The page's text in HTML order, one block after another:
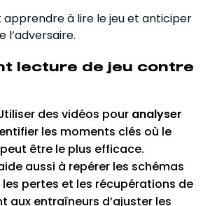
apprendre à lire le jeu et anticiper
l’adversaire.
lecture de jeu contre
des vidéos pour analyser
les moments clés où le
être le plus efficace.
aussi à repérer les schémas
les pertes et les récupérations de
aux entraîneurs d’ajuster les